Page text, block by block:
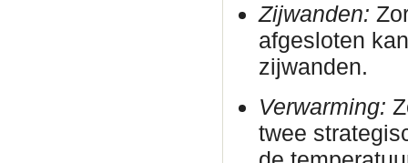
Zijwanden:
afgesloten
zijwanden.
Verwarming:
twee